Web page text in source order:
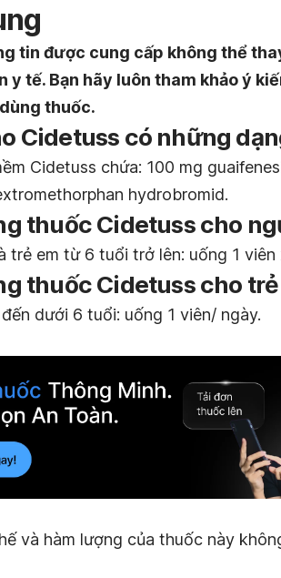
tin được cung cấp không thể
y tế. Bạn hãy luôn tham khảo ý
thuốc.
Cidetuss có những
Cidetuss chứa: 100 mg
hydrobromid.
thuốc Cidetuss cho
trẻ em từ 6 tuổi trở lên: uống 1 viên
thuốc Cidetuss cho
dưới 6 tuổi: uống 1 viên/ ngày.
và hàm lượng của thuốc này